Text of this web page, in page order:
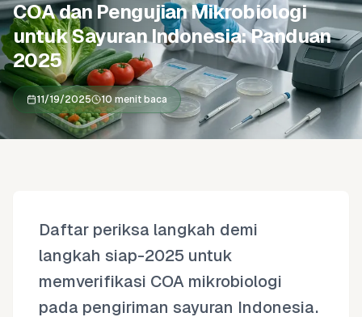
COA dan Pengujian Mikrobiologi
untuk Sayuran Indonesia: Panduan
2025
11/19/2025 10 menit baca
Daftar periksa langkah demi
langkah siap-2025 untuk
memverifikasi COA mikrobiologi
pada pengiriman sayuran Indonesia.